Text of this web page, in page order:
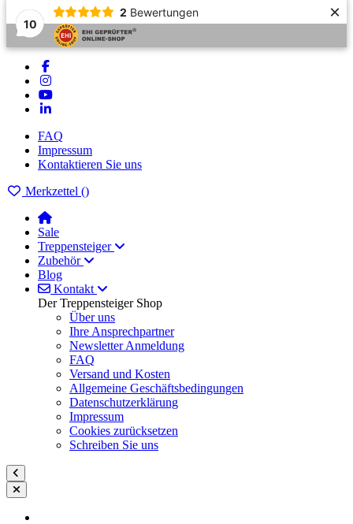
10
2 Bewertungen ×
FAQ
Impressum
Kontaktieren Sie uns
Merkzettel ()
Sale
Treppensteiger
Zubehör
Blog
Kontakt
Der Treppensteiger Shop
Über uns
Ihre Ansprechpartner
Newsletter Anmeldung
FAQ
Versand und Kosten
Allgemeine Geschäftsbedingungen
Datenschutzerklärung
Impressum
Cookies zurücksetzen
Schreiben Sie uns